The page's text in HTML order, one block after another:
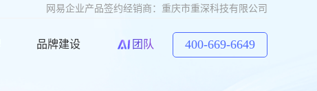
网易企业产品签约经销商：重庆市重深科技有限公司
品牌建设 团队 400-669-6649